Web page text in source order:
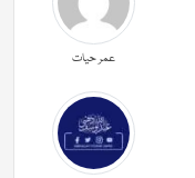
عمر حیات